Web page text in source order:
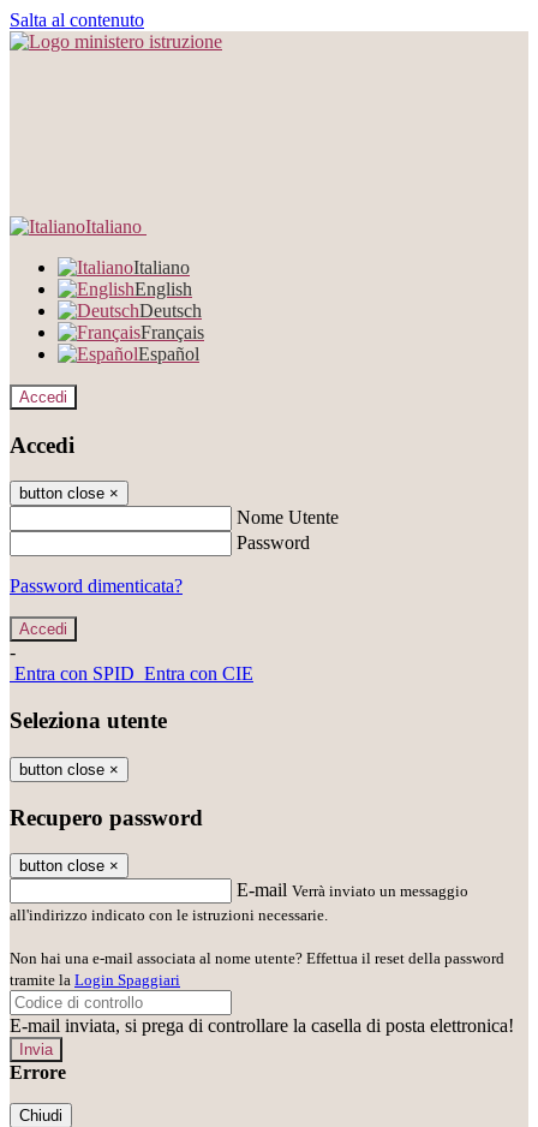
Salta al contenuto
Italiano
Italiano
English
Deutsch
Français
Español
Accedi
Accedi
button close ×
Nome Utente
Password
Password dimenticata?
-
Entra con SPID Entra con CIE
Seleziona utente
button close ×
Recupero password
button close ×
E-mail Verrà inviato un messaggio
all'indirizzo indicato con le istruzioni necessarie.
Non hai una e-mail associata al nome utente? Effettua il reset della password
tramite la Login Spaggiari
E-mail inviata, si prega di controllare la casella di posta elettronica!
Errore
Chiudi